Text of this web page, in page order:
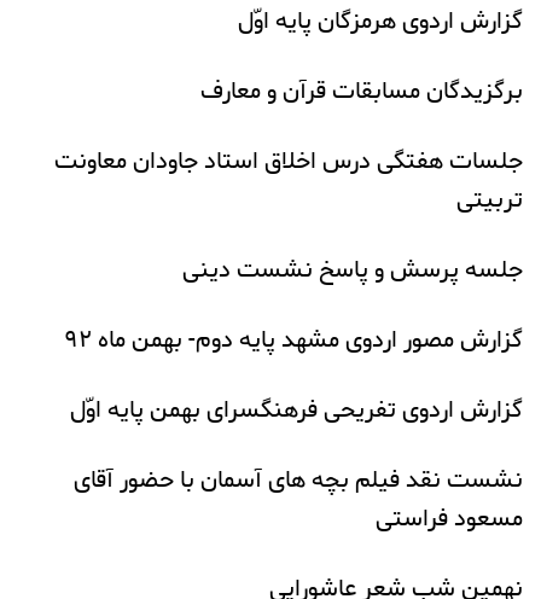
گزارش اردوی هرمزگان پایه اوّل
برگزیدگان مسابقات قرآن و معارف
جلسات هفتگی درس اخلاق استاد جاودان معاونت
تربیتی
جلسه پرسش و پاسخ نشست دینی
گزارش مصور اردوی مشهد پایه دوم- بهمن ماه ۹۲
گزارش اردوی تفریحی فرهنگسرای بهمن پایه اوّل
نشست نقد فیلم بچه های آسمان با حضور آقای
مسعود فراستی
نهمین شب شعر عاشورایی